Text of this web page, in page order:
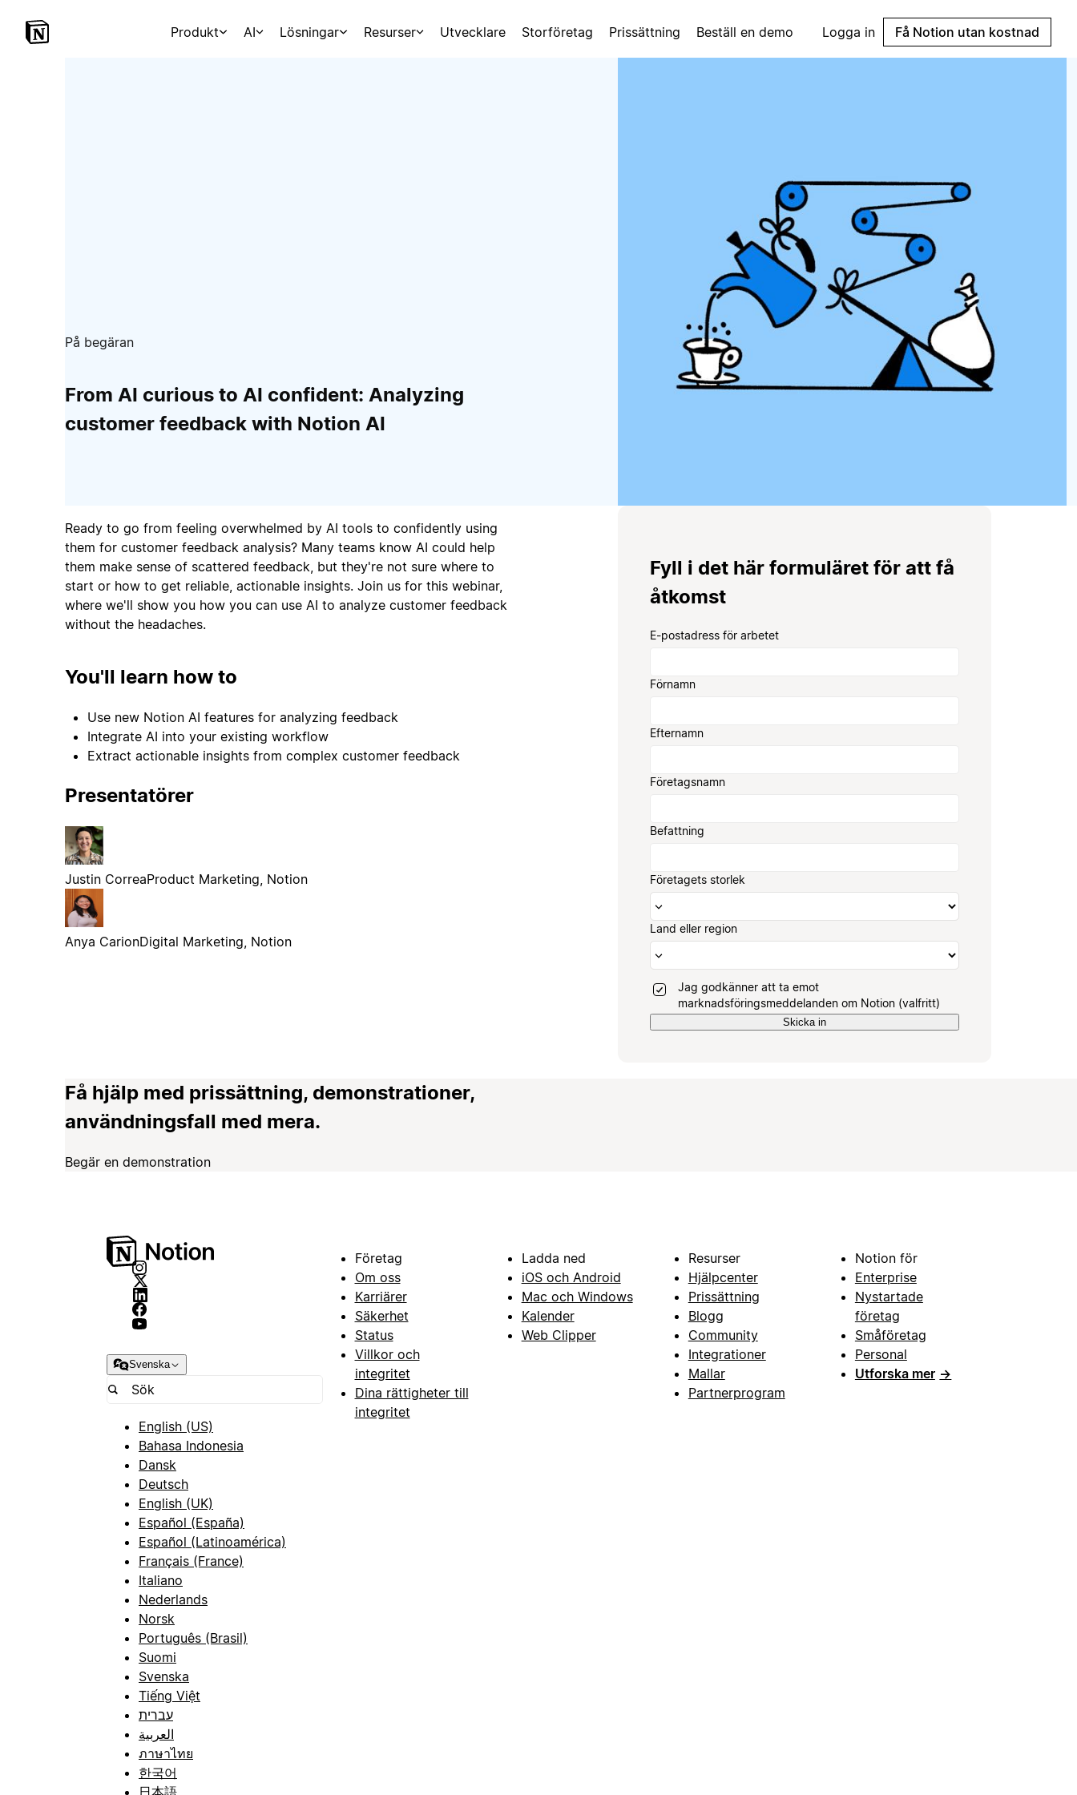
Produkt AI Lösningar Resurser Utvecklare Storföretag Prissättning Beställ en demo Logga in Få Notion utan kostnad
På begäran
From AI curious to AI confident: Analyzing
customer feedback with Notion AI
Ready to go from feeling overwhelmed by AI tools to confidently using
them for customer feedback analysis? Many teams know AI could help
them make sense of scattered feedback, but they're not sure where to
start or how to get reliable, actionable insights. Join us for this webinar,
where we'll show you how you can use AI to analyze customer feedback
without the headaches.
You'll learn how to
Use new Notion AI features for analyzing feedback
Integrate AI into your existing workflow
Extract actionable insights from complex customer feedback
Presentatörer
Justin CorreaProduct Marketing, Notion
Anya CarionDigital Marketing, Notion
Fyll i det här formuläret för att få
åtkomst
E-postadress för arbetet
Förnamn
Efternamn
Företagsnamn
Befattning
Företagets storlek
Land eller region
Jag godkänner att ta emot
marknadsföringsmeddelanden om Notion (valfritt)
Skicka in
Få hjälp med prissättning, demonstrationer,
användningsfall med mera.
Begär en demonstration
Svenska
English (US)
Bahasa Indonesia
Dansk
Deutsch
English (UK)
Español (España)
Español (Latinoamérica)
Français (France)
Italiano
Nederlands
Norsk
Português (Brasil)
Suomi
Svenska
Tiếng Việt
עברית
العربية
ภาษาไทย
한국어
Företag
Om oss
Karriärer
Säkerhet
Status
Villkor och
integritet
Dina rättigheter till
integritet
Ladda ned
iOS och Android
Mac och Windows
Kalender
Web Clipper
Resurser
Hjälpcenter
Prissättning
Blogg
Community
Integrationer
Mallar
Partnerprogram
Notion för
Enterprise
Nystartade
företag
Småföretag
Personal
Utforska mer →